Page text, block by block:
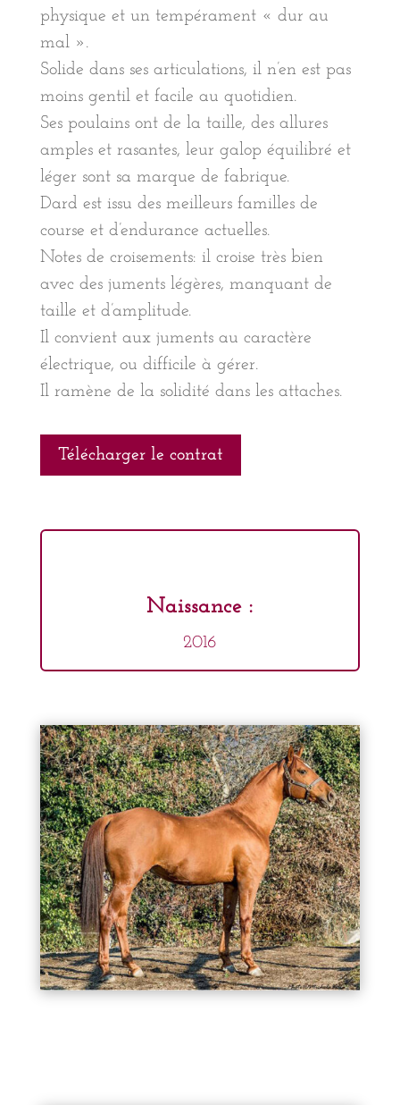
physique et un tempérament « dur au
mal ».
Solide dans ses articulations, il n’en est pas
moins gentil et facile au quotidien.
Ses poulains ont de la taille, des allures
amples et rasantes, leur galop équilibré et
léger sont sa marque de fabrique.
Dard est issu des meilleurs familles de
course et d’endurance actuelles.
Notes de croisements: il croise très bien
avec des juments légères, manquant de
taille et d’amplitude.
Il convient aux juments au caractère
électrique, ou difficile à gérer.
Il ramène de la solidité dans les attaches.
Télécharger le contrat
Naissance :
2016